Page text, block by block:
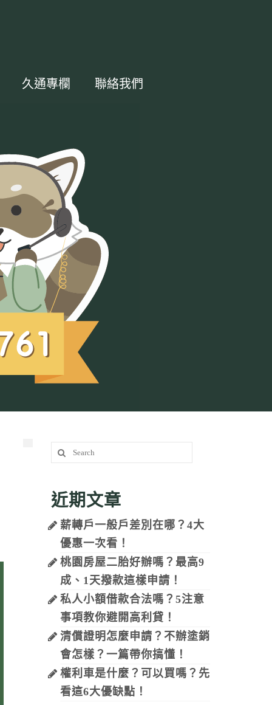
久通專欄 聯絡我們
Search
for:
近期文章
薪轉戶一般戶差別在哪？4大
優惠一次看！
桃園房屋二胎好辦嗎？最高9
成、1天撥款這樣申請！
私人小額借款合法嗎？5注意
事項教你避開高利貸！
清償證明怎麼申請？不辦塗銷
會怎樣？一篇帶你搞懂！
權利車是什麼？可以買嗎？先
看這6大優缺點！